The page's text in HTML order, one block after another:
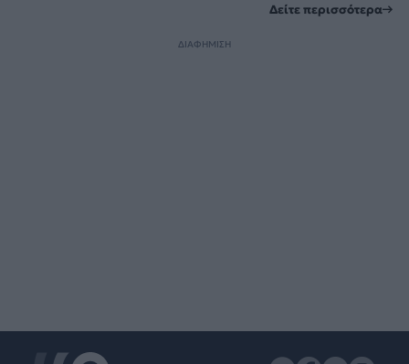
Δείτε περισσότερα
ΔΙΑΦΗΜΙΣΗ